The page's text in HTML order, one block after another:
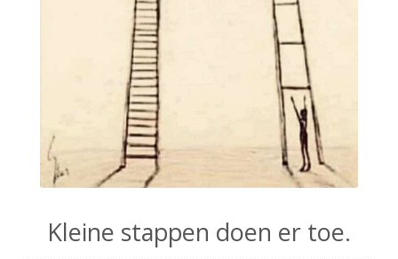
Kleine stappen doen er toe.